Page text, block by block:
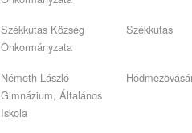
Székkutas Község
Önkormányzata
Székkutas
Németh László
Gimnázium, Általános
Iskola